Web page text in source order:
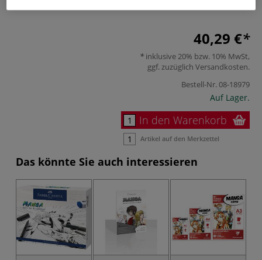
40,29 €
inklusive 20% bzw. 10% MwSt,
ggf. zuzüglich Versandkosten.
Bestell-Nr.08-18979
Auf Lager.
In den Warenkorb
Artikel auf den Merkzettel
Das könnte Sie auch interessieren